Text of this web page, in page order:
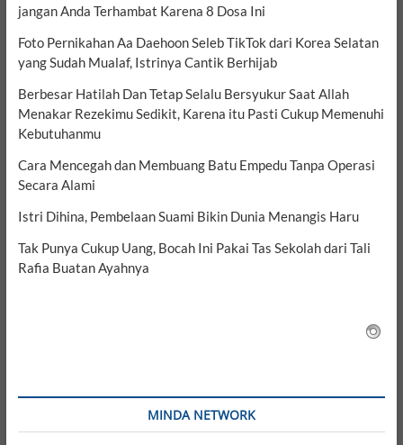
jangan Anda Terhambat Karena 8 Dosa Ini
Foto Pernikahan Aa Daehoon Seleb TikTok dari Korea Selatan
yang Sudah Mualaf, Istrinya Cantik Berhijab
Berbesar Hatilah Dan Tetap Selalu Bersyukur Saat Allah
Menakar Rezekimu Sedikit, Karena itu Pasti Cukup Memenuhi
Kebutuhanmu
Cara Mencegah dan Membuang Batu Empedu Tanpa Operasi
Secara Alami
Istri Dihina, Pembelaan Suami Bikin Dunia Menangis Haru
Tak Punya Cukup Uang, Bocah Ini Pakai Tas Sekolah dari Tali
Rafia Buatan Ayahnya
MINDA NETWORK